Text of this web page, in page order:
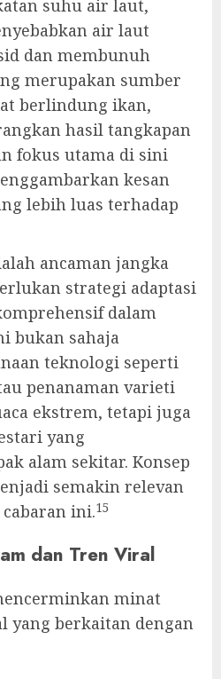
suhu air laut,
air laut
dan membunuh
merupakan sumber
berlindung ikan,
hasil tangkapan
fokus utama di sini
kesan
lebih luas terhadap
ancaman jangka
strategi adaptasi
dalam
bukan sahaja
teknologi seperti
penanaman varieti
ekstrem, tetapi juga
yang
alam sekitar. Konsep
semakin relevan
ini.15
dan Tren Viral
minat
yang berkaitan dengan